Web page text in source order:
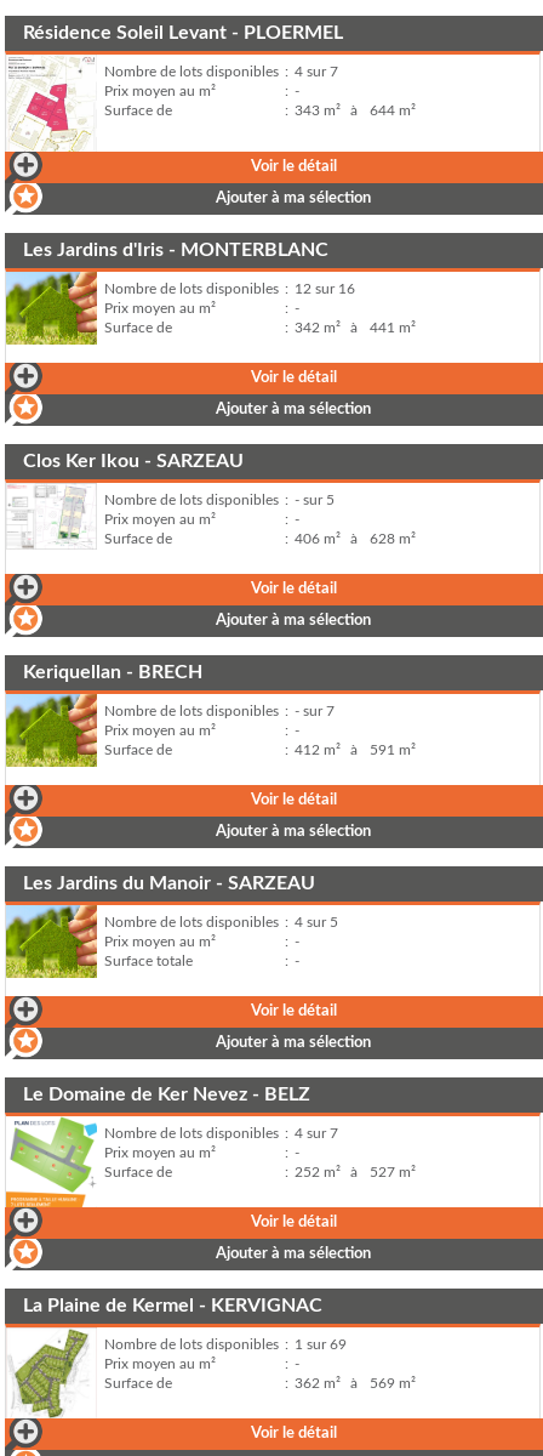
Résidence Soleil Levant - PLOERMEL
Nombre de lots disponibles : 4 sur 7
Prix moyen au m²
: -
Surface de
: 343 m² à 644 m²
Voir le détail
Ajouter à ma sélection
Les Jardins d'Iris - MONTERBLANC
Nombre de lots disponibles : 12 sur 16
Prix moyen au m²
: -
Surface de
: 342 m² à 441 m²
Voir le détail
Ajouter à ma sélection
Clos Ker Ikou - SARZEAU
Nombre de lots disponibles : - sur 5
Prix moyen au m²
: -
Surface de
: 406 m² à 628 m²
Voir le détail
Ajouter à ma sélection
Keriquellan - BRECH
Nombre de lots disponibles : - sur 7
Prix moyen au m²
: -
Surface de
: 412 m² à 591 m²
Voir le détail
Ajouter à ma sélection
Les Jardins du Manoir - SARZEAU
Nombre de lots disponibles : 4 sur 5
Prix moyen au m²
: -
Surface totale
: -
Voir le détail
Ajouter à ma sélection
Le Domaine de Ker Nevez - BELZ
Nombre de lots disponibles : 4 sur 7
Prix moyen au m²
: -
Surface de
: 252 m² à 527 m²
Voir le détail
Ajouter à ma sélection
La Plaine de Kermel - KERVIGNAC
Nombre de lots disponibles : 1 sur 69
Prix moyen au m²
: -
Surface de
: 362 m² à 569 m²
Voir le détail